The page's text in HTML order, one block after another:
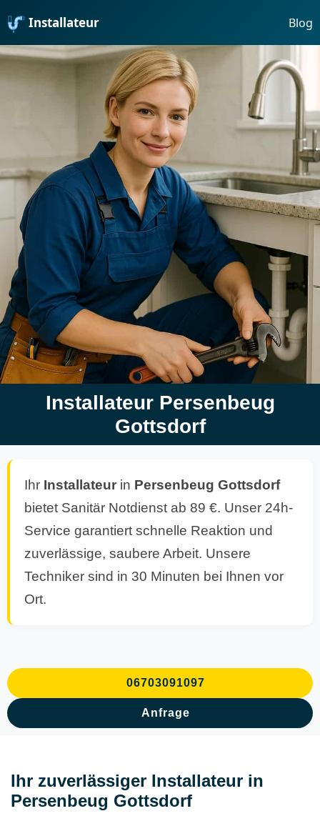
Installateur Blog
Installateur Persenbeug
Gottsdorf
Ihr Installateur in Persenbeug Gottsdorf
bietet Sanitär Notdienst ab 89 €. Unser 24h-
Service garantiert schnelle Reaktion und
zuverlässige, saubere Arbeit. Unsere
Techniker sind in 30 Minuten bei Ihnen vor
Ort.
06703091097
Anfrage
Ihr zuverlässiger Installateur in
Persenbeug Gottsdorf